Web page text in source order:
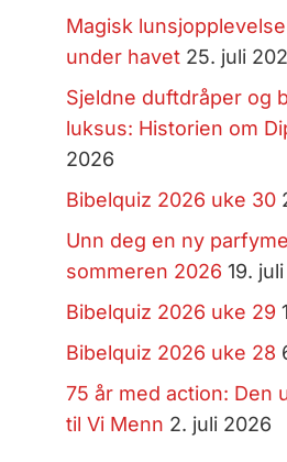
Magisk
under havet 25. juli
Sjeldne duftdråper og
luksus: Historien om
2026
Bibelquiz 2026 uke 30
Unn deg en ny
sommeren 2026 19.
Bibelquiz 2026 uke 29
Bibelquiz 2026 uke 28
75 år med action: Den
til Vi Menn 2. juli 2026